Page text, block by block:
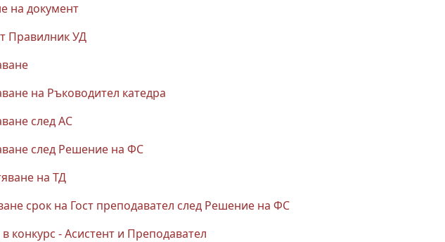
на документ
Правилник УД
на Ръководител катедра
след АС
след Решение на ФС
на ТД
срок на Гост преподавател след Решение на ФС
конкурс - Асистент и Преподавател